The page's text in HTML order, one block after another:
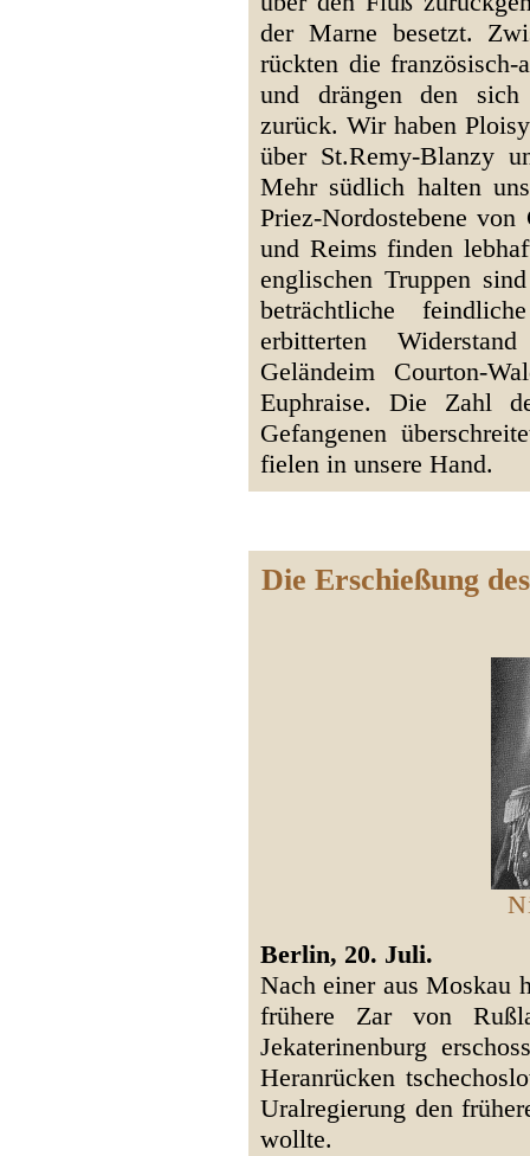
der Marne besetzt.
rückten die französisch-
und drängen den sich
zurück. Wir haben
über St.Remy-Blanzy
Mehr südlich halten
Priez-Nordostebene
und Reims finden
englischen Truppen
beträchtliche
erbitterten
Geländeim Courton-
Euphraise. Die Zahl
Gefangenen
fielen in unsere Hand.
Die Erschießung
Berlin, 20. Juli.
Nach einer aus Moskau
frühere Zar von
Jekaterinenburg
Heranrücken
Uralregierung den
wollte.